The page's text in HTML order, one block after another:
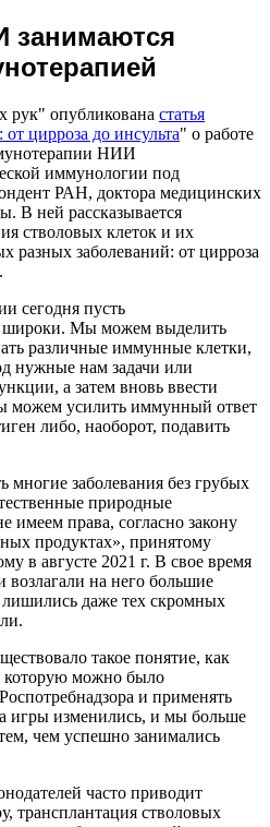
рук" опубликована статья
цирроза до инсульта" о работе
НИИ
иммунологии под
РАН, доктора медицинских
В ней рассказывается
стволовых клеток и их
разных заболеваний: от цирроза
сегодня пусть
широки. Мы можем выделить
различные иммунные клетки,
нужные нам задачи или
а затем вновь ввести
можем усилить иммунный ответ
либо, наоборот, подавить
заболевания без грубых
природные
права, согласно закону
продуктах», принятому
в августе 2021 г. В свое время
возлагали на него большие
даже тех скромных
такое понятие, как
которую можно было
и применять
игры изменились, и мы больше
чем успешно занимались
часто приводит
трансплантация стволовых